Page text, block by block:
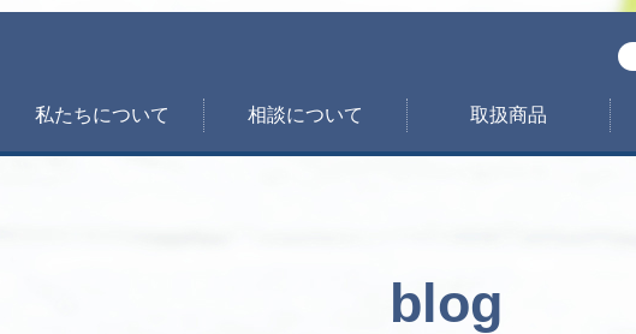
私たちについて 相談について 取扱商品
blog